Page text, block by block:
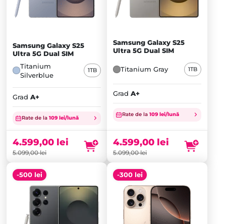
Samsung Galaxy S25
Ultra 5G Dual SIM
Titanium
Silverblue
1TB
Grad A+
Rate de la 109 lei/lună
5.099,00lei
Prețul
inițial
fost:
5.099,00 lei.
4.599,00 lei
Prețul
este:
4.599,00 lei.
Samsung Galaxy S25
Ultra 5G Dual SIM
Titanium Gray 1TB
Grad A+
Rate de la 109 lei/lună
5.099,00lei
Prețul
inițial
fost:
5.099,00 lei.
4.599,00 lei
Prețul
este:
4.599,00 lei.
-500 lei -300 lei